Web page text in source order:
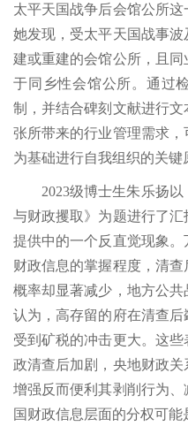
太平天国战争后会馆公所这
她发现，受太平天国战事
建或重建的会馆公所，且
于同乡性会馆公所。通过
制，并结合碑刻文献进行
张所带来的行业管理需求
为基础进行自我组织的关键
2023级博士生朱乐扬
与财政攫取》为题进行了
提供中的一个反直觉现象
财政信息的掌握程度，清
概率却显著减少，地方公
认为，高存留的府在清查后
受到矿税的冲击更大。这
政清查后加剧，央地财政
增强反而便利其剥削行为
国财政信息层面的分权可能